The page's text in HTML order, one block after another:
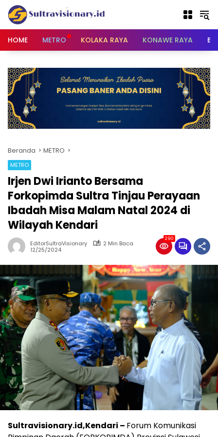
Langsung
konten
HOME
METRO KOLAKA RAYA KONAWE RAYA
Beranda METRO
METRO
Irjen Dwi Irianto Bersama
Forkopimda Sultra Tinjau Perayaan
Ibadah Misa Malam Natal 2024 di
Wilayah Kendari
EditorSultraVisionary
2 Min Baca
12/25/2024
290
Sultravisionary.id,Kendari – Forum Komunikasi